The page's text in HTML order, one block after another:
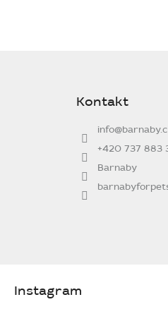
Kontakt
info@
+420 737 883
Barnaby
Instagram